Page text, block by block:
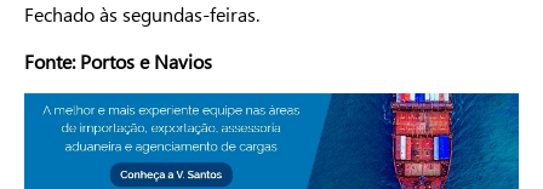
Fechado às segundas-feiras.
Fonte: Portos e Navios